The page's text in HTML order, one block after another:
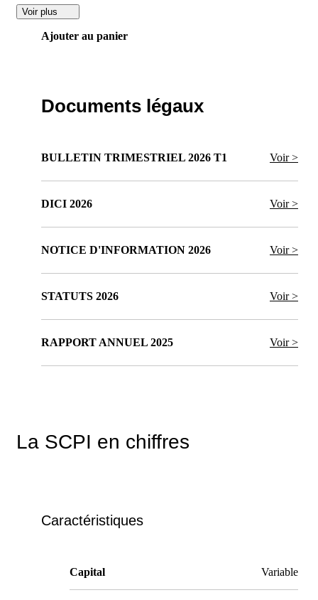
Voir plus
Ajouter au panier
Documents légaux
BULLETIN TRIMESTRIEL 2026 T1 Voir >
DICI 2026 Voir >
NOTICE D'INFORMATION 2026 Voir >
STATUTS 2026 Voir >
RAPPORT ANNUEL 2025 Voir >
La SCPI en chiffres
Caractéristiques
Capital Variable